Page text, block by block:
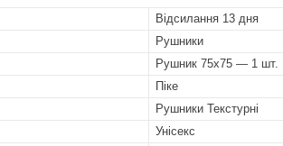
Відсилання 13 дня
Рушники
Рушник 75x75 — 1 шт.
Піке
Рушники Текстурні
Унісекс